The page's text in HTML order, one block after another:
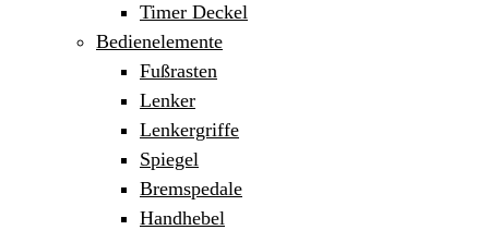
Timer Deckel
Bedienelemente
Fußrasten
Lenker
Lenkergriffe
Spiegel
Bremspedale
Handhebel